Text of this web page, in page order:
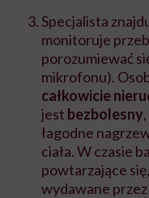
Specjalista
monitoruje
porozumiewać
mikrofonu).
całkowicie
jest bezbolesny
łagodne
ciała. W czasie
powtarzające
wydawane